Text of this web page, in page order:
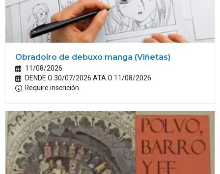
Obradoiro de debuxo manga (Viñetas)
11/08/2026
DENDE O 30/07/2026 ATA O 11/08/2026
Require inscrición